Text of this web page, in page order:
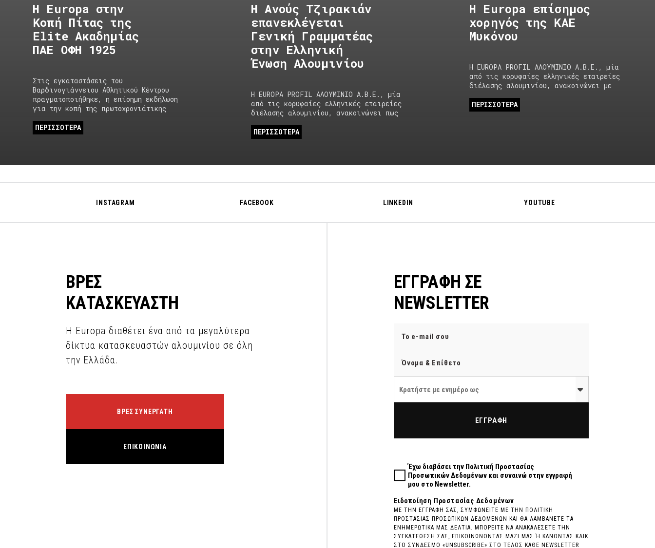
H Europa στην
Κοπή Πίτας της
Elite Ακαδημίας
ΠΑΕ ΟΦΗ 1925
Στις εγκαταστάσεις του
Βαρδινογιάννειου Αθλητικού Κέντρου
πραγματοποιήθηκε, η επίσημη εκδήλωση
για την κοπή της πρωτοχρονιάτικης
ΠΕΡΙΣΣΟΤΕΡΑ
Η Ανούς Τζιρακιάν
επανεκλέγεται
Γενική Γραμματέας
στην Ελληνική
Ένωση Αλουμινίου
Η EUROPA PROFIL ΑΛΟΥΜΙΝΙΟ Α.Β.Ε., μία
από τις κορυφαίες ελληνικές εταιρείες
διέλασης αλουμινίου, ανακοινώνει πως
ΠΕΡΙΣΣΟΤΕΡΑ
Η Europa επίσημος
χορηγός της ΚΑΕ
Μυκόνου
Η EUROPA PROFIL ΑΛΟΥΜΙΝΙΟ Α.Β.Ε., μία
από τις κορυφαίες ελληνικές εταιρείες
διέλασης αλουμινίου, ανακοινώνει με
ΠΕΡΙΣΣΟΤΕΡΑ
INSTAGRAM FACEBOOK LINKEDIN YOUTUBE
ΒΡΕΣ
ΚΑΤΑΣΚΕΥΑΣΤΗ
Η Europa διαθέτει ένα από τα μεγαλύτερα
δίκτυα κατασκευαστών αλουμινίου σε όλη
την Ελλάδα.
ΒΡΕΣ ΣΥΝΕΡΓΑΤΗ
ΕΠΙΚΟΙΝΩΝΙΑ
ΕΓΓΡΑΦΗ ΣΕ
NEWSLETTER
Κρατήστε με ενημέρο ως
Έχω διαβάσει την Πολιτική Προστασίας
Προσωπικών Δεδομένων και συναινώ στην εγγραφή
μου στο Newsletter.
ΕΓΓΡΑΦΗ
Ειδοποίηση Προστασίας Δεδομένων
ΜΕ ΤΗΝ ΕΓΓΡΑΦΗ ΣΑΣ, ΣΥΜΦΩΝΕΙΤΕ ΜΕ ΤΗΝ ΠΟΛΙΤΙΚΗ
ΠΡΟΣΤΑΣΙΑΣ ΠΡΟΣΩΠΙΚΩΝ ΔΕΔΟΜΕΝΩΝ ΚΑΙ ΘΑ ΛΑΜΒΑΝΕΤΕ ΤΑ
ΕΝΗΜΕΡΩΤΙΚΑ ΜΑΣ ΔΕΛΤΙΑ. ΜΠΟΡΕΙΤΕ ΝΑ ΑΝΑΚΑΛΕΣΕΤΕ ΤΗΝ
ΣΥΓΚΑΤΕΘΕΣΗ ΣΑΣ, ΕΠΙΚΟΙΝΩΝΟΝΤΑΣ ΜΑΖΙ ΜΑΣ Ή ΚΑΝΟΝΤΑΣ ΚΛΙΚ
ΣΤΟ ΣΥΝΔΕΣΜΟ «UNSUBSCRIBE» ΣΤΟ ΤΕΛΟΣ ΚΑΘΕ NEWSLETTER